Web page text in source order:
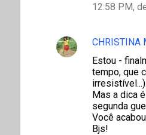
12:58 PM,
CHRISTINA
Estou -
tempo, que
irresistível...).
Mas a dica
segunda
Você
Bjs!